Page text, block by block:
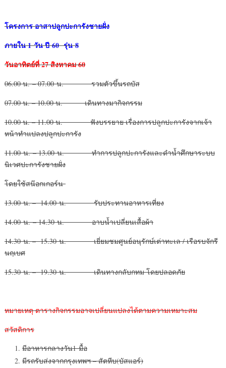
โครงการ อาสาปลูกปะการังชายฝั่ง
ภายใน1 วัน ปี 60 รุ่น 8
วันอาทิตย์ที่27 สิงหาคม 60
06.00 น. – 07.00 น. รวมตัวขึ้นรถบัส
07.00 น. – 10.00 น. เดินทางมากิจกรรม
10.00 น. – 11.00 น. ฟังบรรยาย เรื่องการปลูกปะการังจากเจ้า
หน้าทำแปลงปลูกปะการัง
11.00 น. – 13.00 น. ทำการปลูกปะการังและดำน้ำศึกษาระบบ
นิเวศปะการังชายฝั่ง
โดยใช้สน๊อกเกอร์น
13.00 น. – 14.00 น. รับประทานอาหารเที่ยง
14.00 น. – 14.30 น. อาบน้ำเปลี่ยนเสื้อผ้า
14.30 น. – 15.30 น. เยี่ยมชมศูนย์อนุรักษ์เต่าทะเล / เรือรบจักรี
นฤเบศ
15.30 น. – 19.30 น. เดินทางกลับกทม โดยปลอดภัย
หมายเหตุ ตารางกิจกรรมอาจเปลี่ยนแปลงได้ตามความเหมาะสม
สวัสดิการ
มีอาหารกลางวัน1 มื้อ
มีรถรับส่งจากกรุงเทพฯ – สัตหีบ(บัสแอร์)